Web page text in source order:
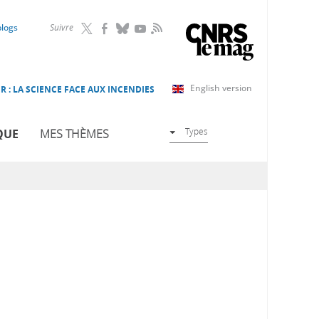
Suivre RSS
English version
: LA SCIENCE FACE AUX INCENDIES
MES THÈMES Types